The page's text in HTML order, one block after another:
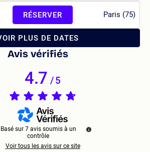
Paris (75)
RÉSERVER
PLUS DE DATES
Avis vérifiés
4.7/5
Basé sur 7 avis soumis à un
contrôle
Voir tous les avis sur ce site